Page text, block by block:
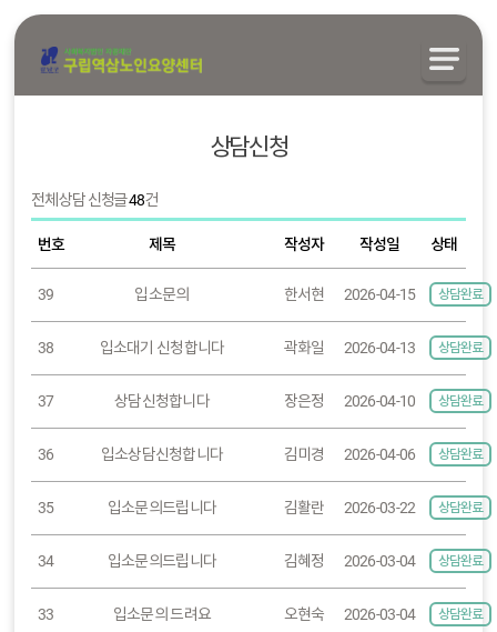
상담신청
전체 상담 신청글48건
번호 제목 작성자 작성일 상태
39 입소문의 한서현 2026-04-15 상담완료
38 입소대기 신청합니다 곽화일 2026-04-13 상담완료
37 상담신청합니다 장은정 2026-04-10 상담완료
36 입소상담신청합니다 김미경 2026-04-06 상담완료
35 입소문의드립니다 김활란 2026-03-22 상담완료
34 입소문의드립니다 김혜정 2026-03-04 상담완료
33 입소문의 드려요 오현숙 2026-03-04 상담완료